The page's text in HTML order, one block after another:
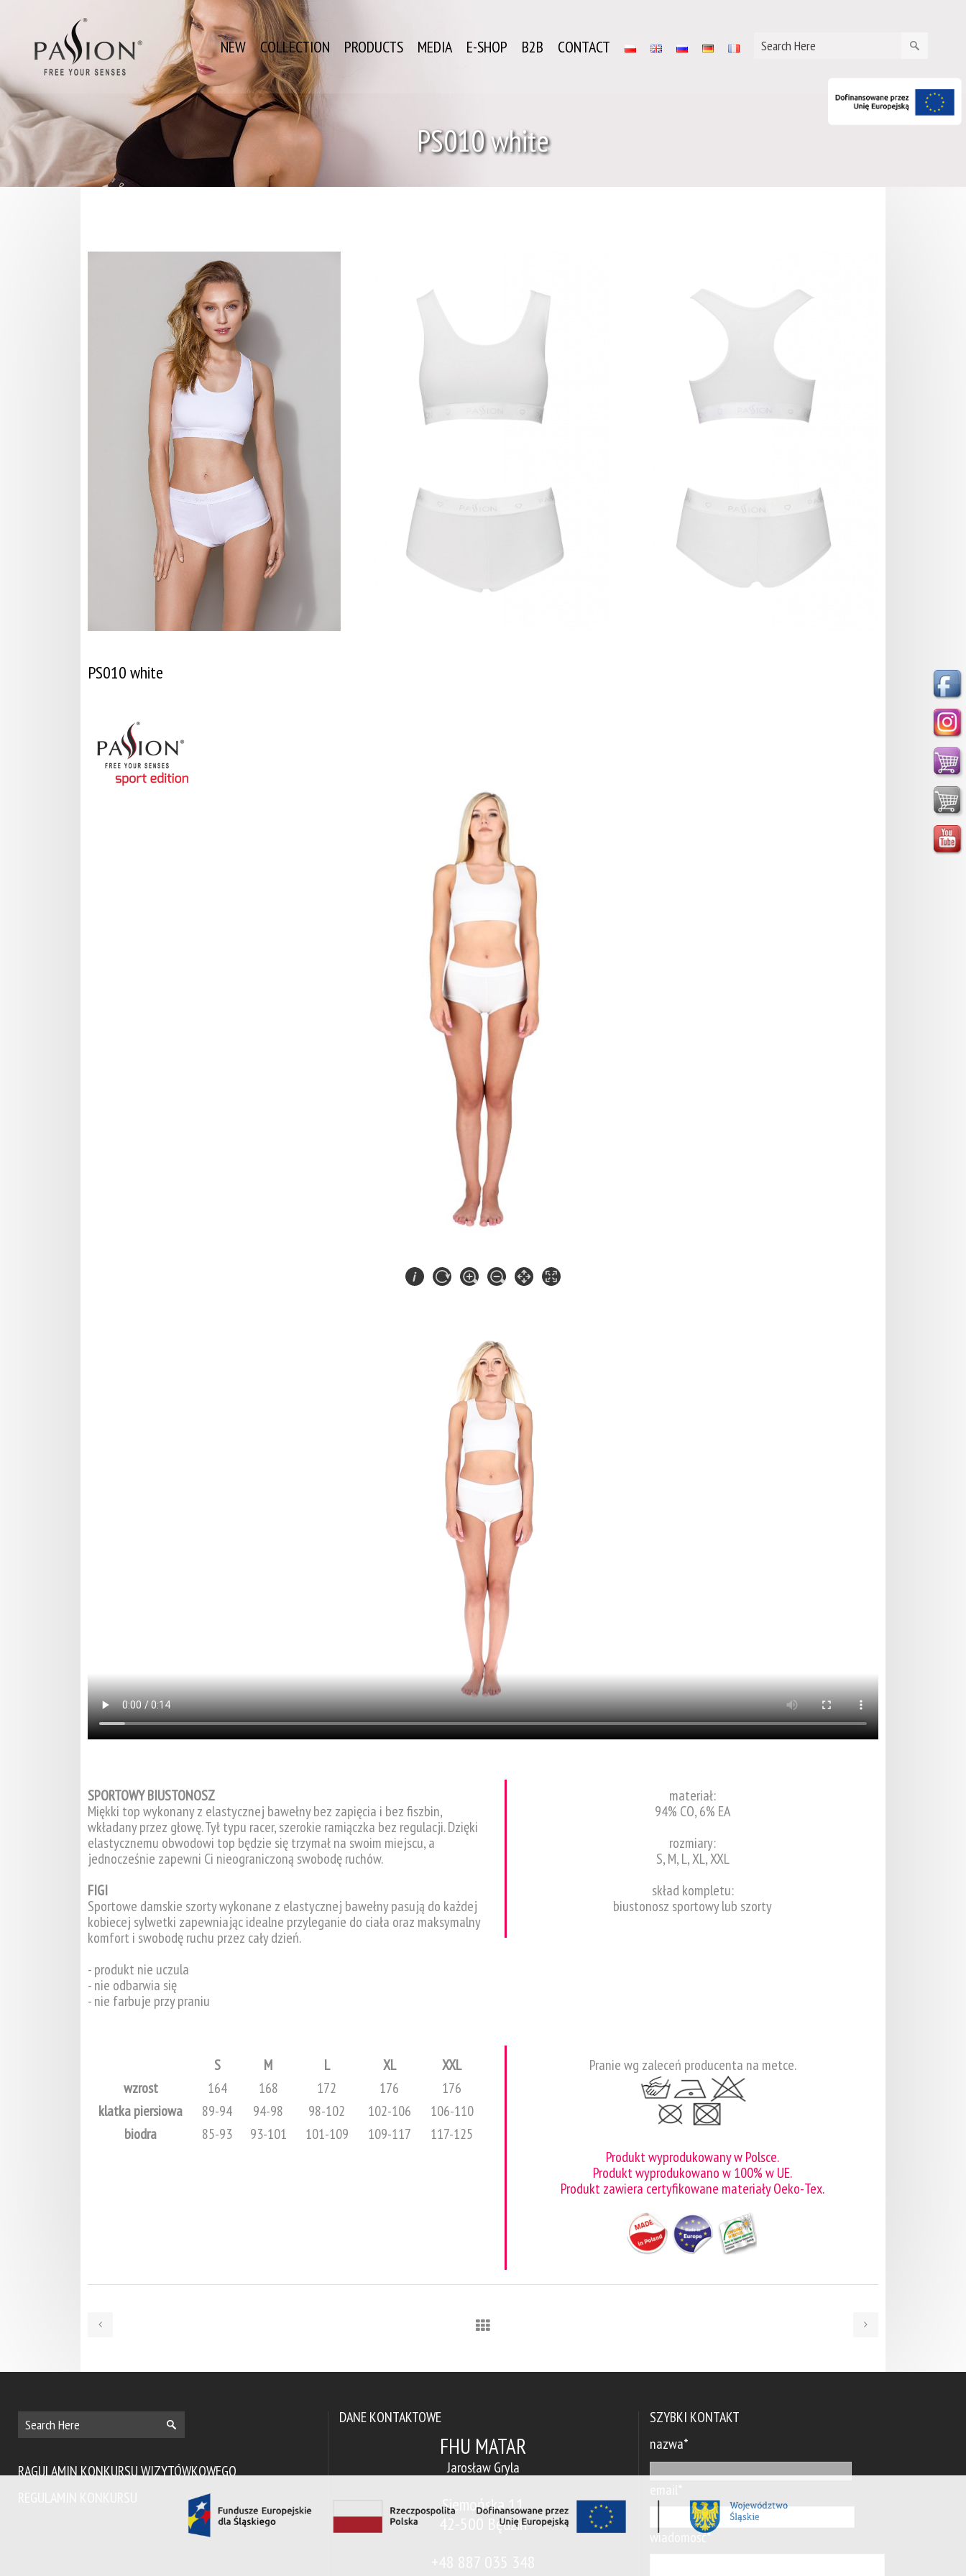
NEW COLLECTION PRODUCTS MEDIA E-SHOP B2B CONTACT
PS010 white
PS010 white
SPORTOWY BIUSTONOSZ
Miękki top wykonany z elastycznej bawełny bez zapięcia i bez fiszbin,
wkładany przez głowę. Tył typu racer, szerokie ramiączka bez regulacji. Dzięki
elastycznemu obwodowi top będzie się trzymał na swoim miejscu, a
jednocześnie zapewni Ci nieograniczoną swobodę ruchów.
FIGI
Sportowe damskie szorty wykonane z elastycznej bawełny pasują do każdej
kobiecej sylwetki zapewniając idealne przyleganie do ciała oraz maksymalny
komfort i swobodę ruchu przez cały dzień.
- produkt nie uczula
- nie odbarwia się
- nie farbuje przy praniu
materiał:
94% CO, 6% EA
rozmiary:
S, M, L, XL, XXL
skład kompletu:
biustonosz sportowy lub szorty
S M L XL
XXL
wzrost
164 168 172 176
176
klatka piersiowa
89-94 94-98 98-102 102-106
106-110
biodra
85-93 93-101 101-109 109-117 117-125
Pranie wg zaleceń producenta na metce.
Produkt wyprodukowany w Polsce.
Produkt wyprodukowano w 100% w UE.
Produkt zawiera certyfikowane materiały Oeko-Tex.
RAGULAMIN KONKURSU WIZYTÓWKOWEGO
DANE KONTAKTOWE
FHU MATAR
Jarosław Gryla
Siemońska 11
42-500 Będzin
SZYBKI KONTAKT
nazwa*
wiadomość*